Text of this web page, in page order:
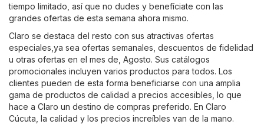
tiempo limitado, así que no dudes y benefíciate con las
grandes ofertas de esta semana ahora mismo.
Claro se destaca del resto con sus atractivas ofertas
especiales,ya sea ofertas semanales, descuentos de fidelidad
u otras ofertas en el mes de, Agosto. Sus catálogos
promocionales incluyen varios productos para todos. Los
clientes pueden de esta forma beneficiarse con una amplia
gama de productos de calidad a precios accesibles, lo que
hace a Claro un destino de compras preferido. En Claro
Cúcuta, la calidad y los precios increíbles van de la mano.